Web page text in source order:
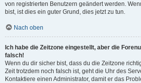
von registrierten Benutzern geändert werden.
bist, ist dies ein guter Grund, dies jetzt zu tun.
Nach oben
Ich habe die Zeitzone eingestellt, aber die
falsch!
Wenn du dir sicher bist, dass du die Zeitzone
Zeit trotzdem noch falsch ist, geht die Uhr des
Kontaktiere einen Administrator, damit er das